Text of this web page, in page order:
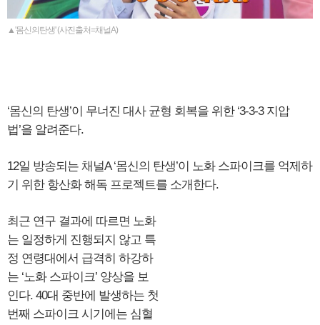
▲'몸신의탄생' (사진출처=채널A)
‘몸신의 탄생’이 무너진 대사 균형 회복을 위한 ‘3-3-3 지압
법’을 알려준다.
12일 방송되는 채널A ‘몸신의 탄생’이 노화 스파이크를 억제하
기 위한 항산화 해독 프로젝트를 소개한다.
최근 연구 결과에 따르면 노화
는 일정하게 진행되지 않고 특
정 연령대에서 급격히 하강하
는 ‘노화 스파이크’ 양상을 보
인다. 40대 중반에 발생하는 첫
번째 스파이크 시기에는 심혈